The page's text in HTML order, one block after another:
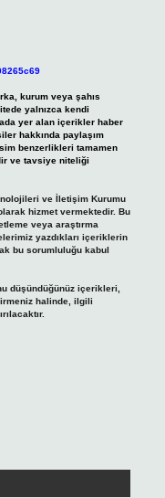
kurum veya şahıs
yalnızca kendi
yer alan içerikler haber
hakkında paylaşım
benzerlikleri tamamen
ve tavsiye niteliği
ve İletişim Kurumu
hizmet vermektedir. Bu
veya araştırma
yazdıkları içeriklerin
bu sorumluluğu kabul
düşündüğünüz içerikleri,
halinde, ilgili